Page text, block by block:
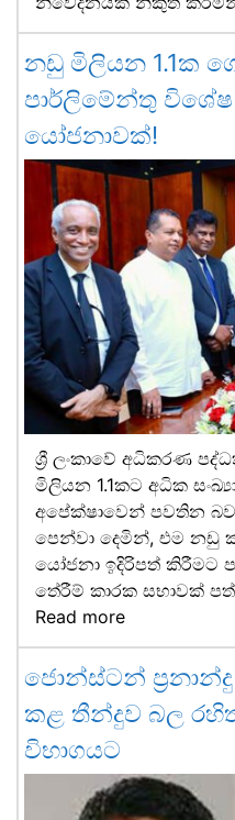
නඩු මිලියන 1.1ක
පාර්ලිමේන්තු
යෝජනාවක්!
ශ්‍රී ලංකාවේ අධිකරණ
මිලියන 1.1කට අධික
අපේක්ෂාවෙන් පවතින
පෙන්වා දෙමින්, එම නඩු
යෝජනා ඉදිරිපත් කිරීමට
තේරීම් කාරක සභාවක්
Read more
ජොන්ස්ටන්
කළ තීන්දුව බල
විභාගයට